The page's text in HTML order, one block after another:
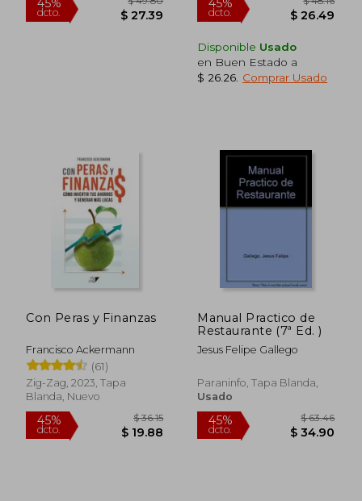
45%
dcto.
Disponible Usado
en Buen Estado a
$ 26.26 Comprar Usado
Con Peras y Finanzas
Francisco Ackermann
(61)
Zig-Zag, 2023, Tapa
Blanda, Nuevo
Manual Practico de
Restaurante (7ª Ed. )
Jesus Felipe Gallego
Paraninfo, Tapa Blanda,
Usado